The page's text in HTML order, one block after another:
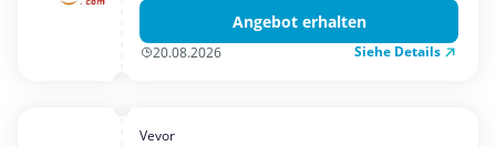
Angebot erhalten
20.08.2026 Siehe Details
Vevor